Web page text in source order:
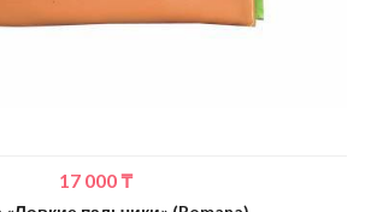
17 000₸